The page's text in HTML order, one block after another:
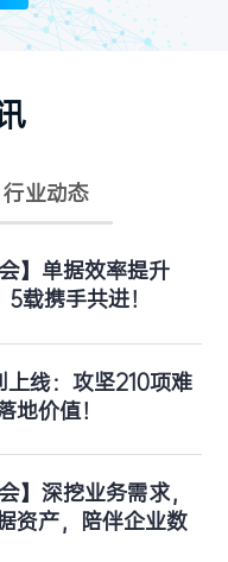
行业动态
】单据效率提升
载携手共进！
线：攻坚210项难
价值！
】深挖业务需求，
资产，陪伴企业数